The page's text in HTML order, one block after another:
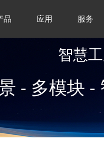
品 应用 服务
智慧
- 多模块 -